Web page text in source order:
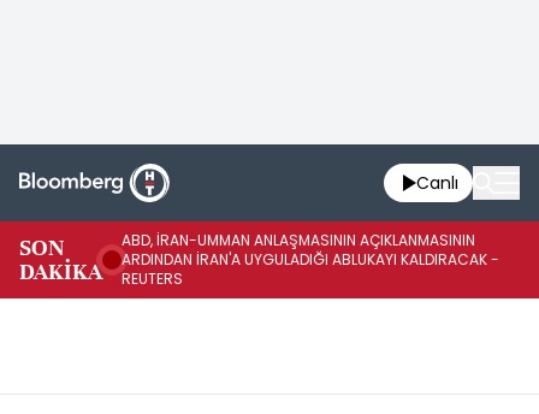
Canlı
SON
DAKİKA
ABD, İRAN-UMMAN ANLAŞMASININ AÇIKLANMASININ
ARDINDAN İRAN'A UYGULADIĞI ABLUKAYI KALDIRACAK -
REUTERS